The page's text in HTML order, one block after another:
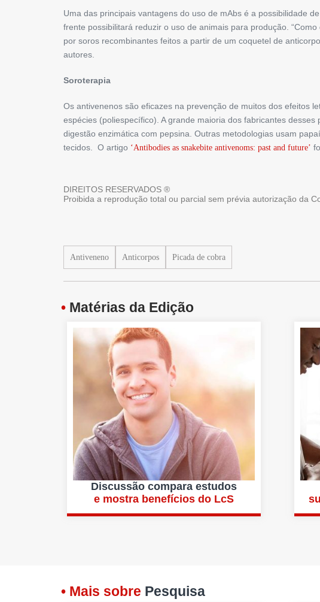
Uma das principais vantagens do uso de mAbs é a possibilidade
frente possibilitará reduzir o uso de animais para produção.
por soros recombinantes feitos a partir de um coquetel de
autores.
Soroterapia
Os antivenenos são eficazes na prevenção de muitos dos efeitos
espécies (poliespecífico). A grande maioria dos fabricantes
digestão enzimática com pepsina. Outras metodologias usam
tecidos. O artigo ‘Antibodies as snakebite antivenoms: past and future’
DIREITOS RESERVADOS ®
Proibida a reprodução total ou parcial sem prévia autorização da
Antiveneno Anticorpos Picada de cobra
• Matérias da Edição
Discussão compara estudos
e mostra benefícios do LcS
• Mais sobre Pesquisa